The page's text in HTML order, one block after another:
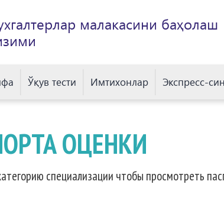
малакасини баҳолаш
Ўқув тести Имтихонлар Экспресс-
ОЦЕНКИ
специализации чтобы просмотреть